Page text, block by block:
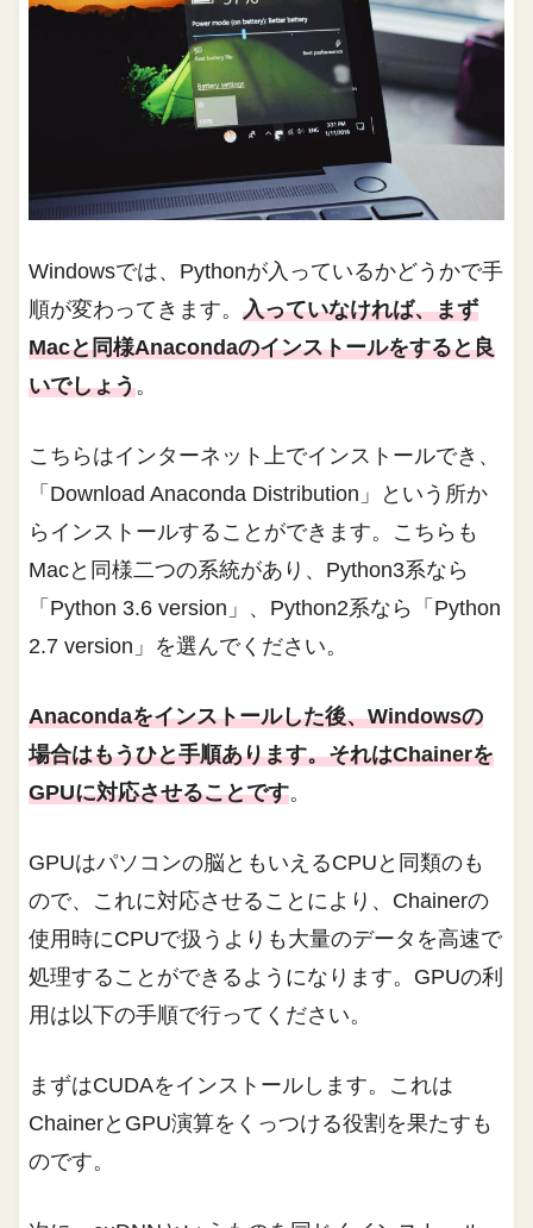
Windowsでは、Pythonが入っているかどうかで手
順が変わってきます。入っていなければ、まず
Macと同様Anacondaのインストールをすると良
いでしょう。
こちらはインターネット上でインストールでき、
「Download Anaconda Distribution」という所か
らインストールすることができます。こちらも
Macと同様二つの系統があり、Python3系なら
「Python 3.6 version」、Python2系なら「Python
2.7 version」を選んでください。
Anacondaをインストールした後、Windowsの
場合はもうひと手順あります。それはChainerを
GPUに対応させることです。
GPUはパソコンの脳ともいえるCPUと同類のも
ので、これに対応させることにより、Chainerの
使用時にCPUで扱うよりも大量のデータを高速で
処理することができるようになります。GPUの利
用は以下の手順で行ってください。
まずはCUDAをインストールします。これは
ChainerとGPU演算をくっつける役割を果たすも
のです。